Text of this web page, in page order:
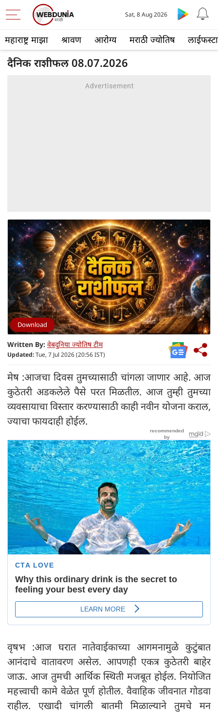
महाराष्ट्र माझा श्रावण आरोग्य मराठी ज्योतिष
Sat, 8 Aug 2026
दैनिक राशीफल 08.07.2026
Download
Written By: वेबदुनिया ज्योतिष टीम
Updated:Tue, 7 Jul 2026 (20:56 IST)
मेष :आजचा दिवस तुमच्यासाठी चांगला जाणार आहे. आज
कुठेतरी अडकलेले पैसे परत मिळतील. आज तुम्ही तुमच्या
व्यवसायाचा विस्तार करण्यासाठी काही नवीन योजना कराल,
ज्याचा फायदाही होईल.
वृषभ :आज घरात नातेवाईकाच्या आगमनामुळे कुटुंबात
आनंदाचे वातावरण असेल. आपणही एकत्र कुठेतरी बाहेर
जाऊ. आज तुमची आर्थिक स्थिती मजबूत होईल. नियोजित
महत्त्वाची कामे वेळेत पूर्ण होतील. वैवाहिक जीवनात गोडवा
राहील. एखादी चांगली बातमी मिळाल्याने तुमचे मन